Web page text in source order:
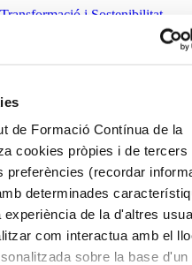
de Formació Contínua de la
cookies pròpies i de tercers
preferències (recordar
determinades
de la d'altres
com interactua amb el
sobre la base d'un
i Sostenibilitat
i Sostenibilitat
Cultura